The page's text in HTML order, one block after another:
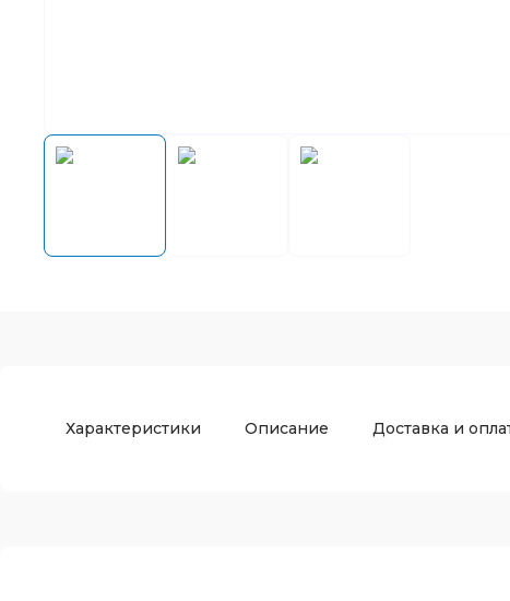
Характеристики Описание Доставка и